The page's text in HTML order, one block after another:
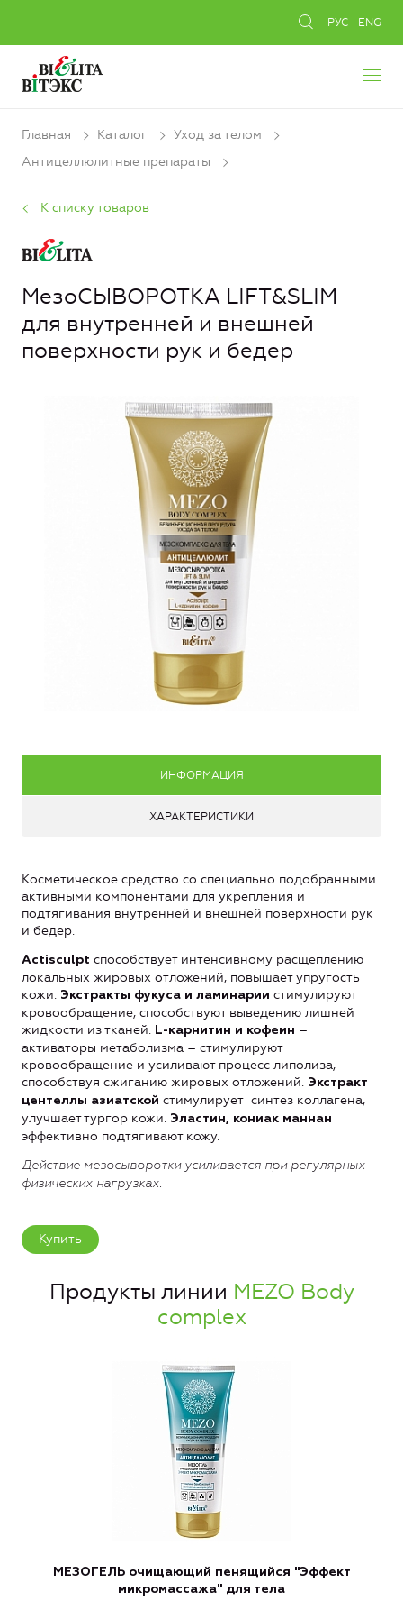
РУС ENG
Главная Каталог
Уход за телом
Антицеллюлитные препараты
К списку товаров
МезоСЫВОРОТКА LIFT&SLIM
для внутренней и внешней
поверхности рук и бедер
ИНФОРМАЦИЯ
ХАРАКТЕРИСТИКИ
Косметическое средство со специально подобранными
активными компонентами для укрепления и
подтягивания внутренней и внешней поверхности рук
и бедер.
Actisculpt способствует интенсивному расщеплению
локальных жировых отложений, повышает упругость
кожи. Экстракты фукуса и ламинарии стимулируют
кровообращение, способствуют выведению лишней
жидкости из тканей. L-карнитин и кофеин –
активаторы метаболизма – стимулируют
кровообращение и усиливают процесс липолиза,
способствуя сжиганию жировых отложений. Экстракт
центеллы азиатской стимулирует синтез коллагена,
улучшает тургор кожи. Эластин, кониак маннан
эффективно подтягивают кожу.
Действие мезосыворотки усиливается при регулярных
физических нагрузках.
Купить
Продукты линии MEZO Body
complex
МЕЗОГЕЛЬ очищающий пенящийся "Эффект
микромассажа" для тела